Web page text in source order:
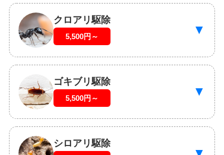
クロアリ駆除
5,500円～ ▼
ゴキブリ駆除
5,500円～ ▼
シロアリ駆除